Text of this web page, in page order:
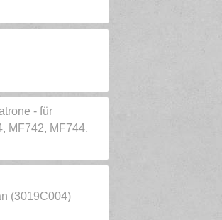
- für
MF742, MF744,
(3019C004)